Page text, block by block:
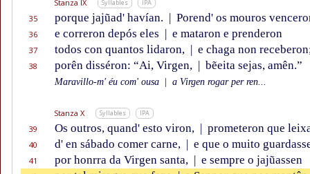
Stanza IX Syllables IPA
35 porque jajũad' havían. | Porend' os mouros
36 e correron depós eles | e mataron e prenderon
37 todos con quantos lidaron, | e chaga non
38 porên disséron: “Ai, Virgen, | bẽeita sejas, amên.”
Maravillo-m' éu com' ousa a Virgen rogar per ren...
Stanza X Syllables IPA
39 Os outros, quand' esto viron, | prometeron que
40 d' en sábado comer carne, | e que o muito
41 por honrra da Virgen santa, | e sempre o jajũassen